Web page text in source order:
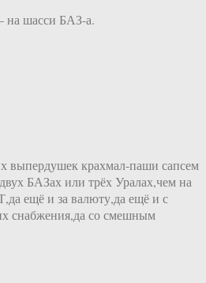
на шасси БАЗ-а.
выпердушек крахмал-паши сапсем
БАЗах или трёх Уралах,чем на
ещё и за валюту,да ещё и с
снабжения,да со смешным